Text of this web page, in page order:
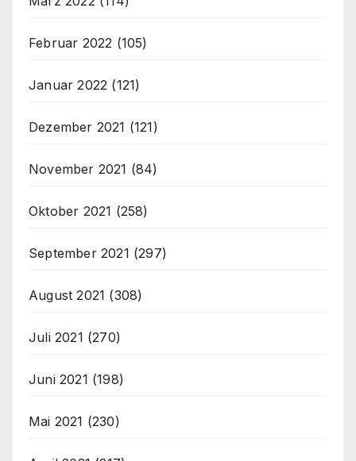
Februar 2022 (105)
Januar 2022 (121)
Dezember 2021 (121)
November 2021 (84)
Oktober 2021 (258)
September 2021 (297)
August 2021 (308)
Juli 2021 (270)
Juni 2021 (198)
Mai 2021 (230)